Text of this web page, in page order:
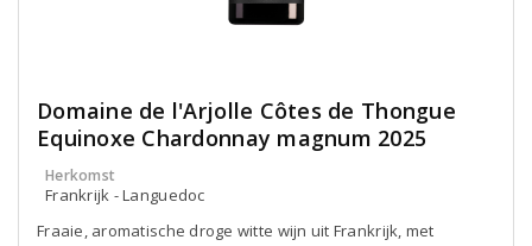
Domaine de l'Arjolle Côtes de Thongue
Equinoxe Chardonnay magnum 2025
Herkomst
Frankrijk - Languedoc
Fraaie, aromatische droge witte wijn uit Frankrijk, met